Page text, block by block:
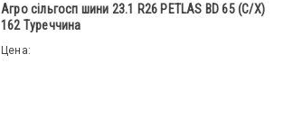
Агро сільгосп шини 23.1 R26 PETLAS BD 65 (С/Х)
162 Туреччина
Цена: